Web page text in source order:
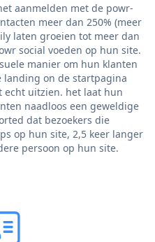
aanmelden met de powr-
meer dan 250% (meer
laten groeien tot meer dan
social voeden op hun site.
manier om hun klanten
landing on de startpagina
echt uitzien. het laat hun
naadloos een geweldige
dat bezoekers die
op hun site, 2,5 keer langer
persoon op hun site.